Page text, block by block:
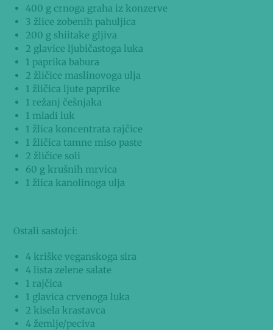
400 g crnoga graha iz konzerve
3 žlice zobenih pahuljica
200 g shiitake gljiva
2 glavice ljubičastoga luka
1 paprika babura
2 žličice maslinovoga ulja
1 žličica ljute paprike
1 režanj češnjaka
1 mladi luk
1 žlica koncentrata rajčice
1 žličica tamne miso paste
2 žličice soli
60 g krušnih mrvica
1 žlica kanolinoga ulja
Ostali sastojci:
4 kriške veganskoga sira
4 lista zelene salate
1 rajčica
1 glavica crvenoga luka
2 kisela krastavca
4 žemlje/peciva